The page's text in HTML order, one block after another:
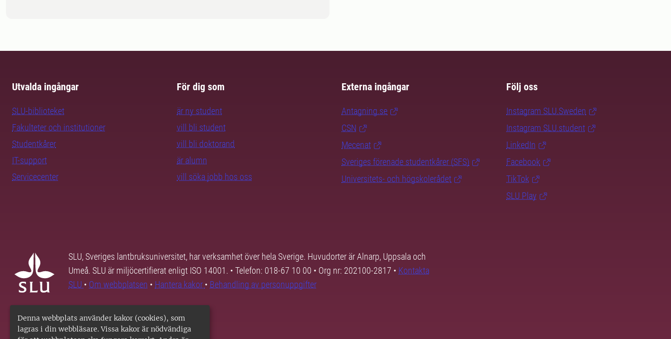
Denna webbplats använder kakor (cookies), som
lagras i din webbläsare. Vissa kakor är nödvändiga
Utvalda ingångar
SLU-biblioteket
Fakulteter och institutioner
Studentkårer
IT-support
Servicecenter
För dig som
är ny student
vill bli student
vill bli doktorand
är alumn
vill söka jobb hos oss
Externa ingångar
Antagning.se
CSN
Mecenat
Sveriges förenade studentkårer (SFS)
Universitets- och högskolerådet
Följ oss
Instagram SLU.Sweden
Instagram SLU.student
LinkedIn
Facebook
TikTok
SLU Play
SLU, Sveriges lantbruksuniversitet, har verksamhet över hela Sverige. Huvudorter är Alnarp, Uppsala och
Umeå. SLU är miljöcertifierat enligt ISO 14001. • Telefon: 018-67 10 00 • Org nr: 202100-2817 • Kontakta
SLU • Om webbplatsen • Hantera kakor • Behandling av personuppgifter